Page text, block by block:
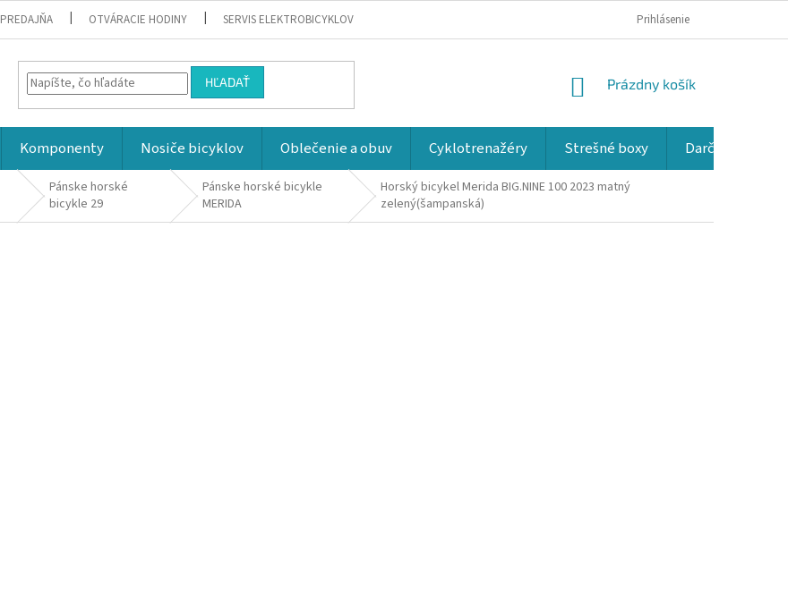
PREDAJŇA OTVÁRACIE HODINY SERVIS ELEKTROBICYKLOV Prihlásenie
HĽADAŤ
NÁKUPNÝ
Prázdny košík
Komponenty Nosiče bicyklov Oblečenie a obuv Cyklotrenažéry Strešné boxy Darčekové
Pánske horské
bicykle 29
Pánske horské bicykle
MERIDA
Horský bicykel Merida BIG.NINE 100 2023 matný
zelený(šampanská)